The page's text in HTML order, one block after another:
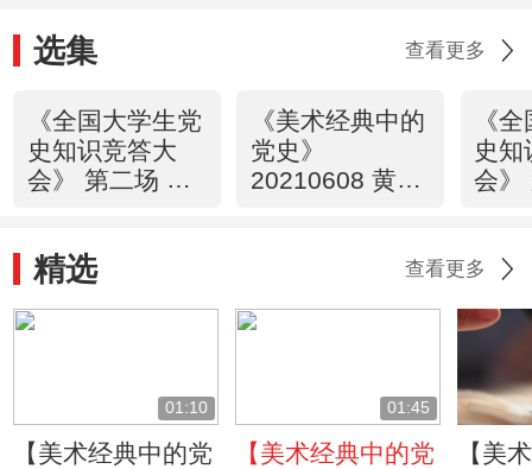
选集 查看更多
《全国大学生党
史知识竞答大
会》 第二场 雄
《美术经典中的
党史》
20210608 黄河
《
史知
会》
精选 查看更多
01:10
【美术经典中的党
01:45
【美术经典中的党
【美